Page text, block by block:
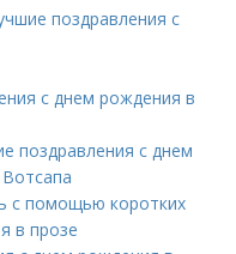
поздравления с
с днем рождения в
поздравления с днем
с помощью коротких
в прозе